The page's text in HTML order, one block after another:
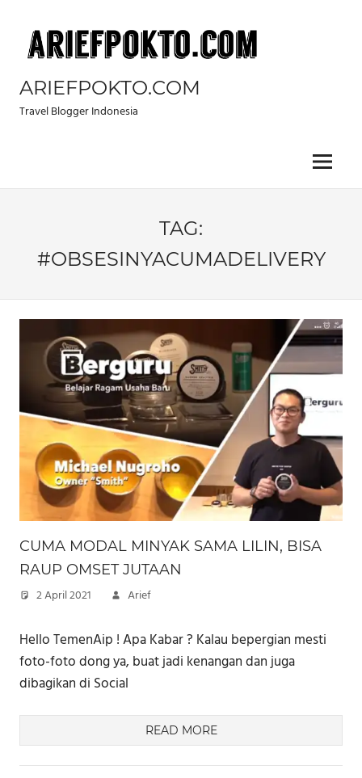
content
ARIEFPOKTO.COM
Travel Blogger Indonesia
Menu
TAG:
#OBSESINYACUMADELIVERY
CUMA MODAL MINYAK SAMA LILIN, BISA
RAUP OMSET JUTAAN
2 April 2021 Arief
Hello TemenAip ! Apa Kabar ? Kalau bepergian mesti
foto-foto dong ya, buat jadi kenangan dan juga
dibagikan di Social
READ MORE